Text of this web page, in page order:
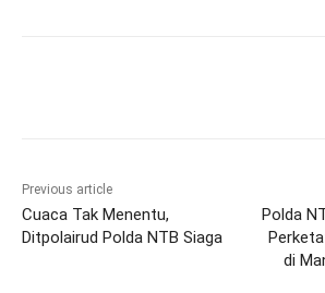
Previous article
Cuaca Tak Menentu,
Ditpolairud Polda NTB Siaga
Polda
di